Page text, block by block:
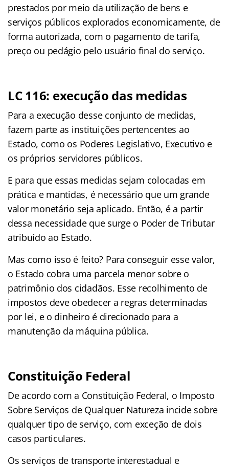
prestados por meio da utilização de bens e
serviços públicos explorados economicamente, de
forma autorizada, com o pagamento de tarifa,
preço ou pedágio pelo usuário final do serviço.
LC 116: execução das medidas
Para a execução desse conjunto de medidas,
fazem parte as instituições pertencentes ao
Estado, como os Poderes Legislativo, Executivo e
os próprios servidores públicos.
E para que essas medidas sejam colocadas em
prática e mantidas, é necessário que um grande
valor monetário seja aplicado. Então, é a partir
dessa necessidade que surge o Poder de Tributar
atribuído ao Estado.
Mas como isso é feito? Para conseguir esse valor,
o Estado cobra uma parcela menor sobre o
patrimônio dos cidadãos. Esse recolhimento de
impostos deve obedecer a regras determinadas
por lei, e o dinheiro é direcionado para a
manutenção da máquina pública.
Constituição Federal
De acordo com a Constituição Federal, o Imposto
Sobre Serviços de Qualquer Natureza incide sobre
qualquer tipo de serviço, com exceção de dois
casos particulares.
Os serviços de transporte interestadual e